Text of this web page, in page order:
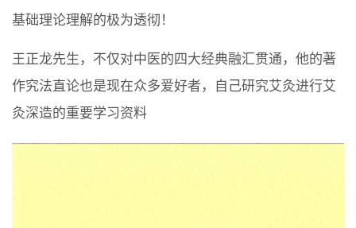
基础理论理解的极为透彻！
王正龙先生，不仅对中医的四大经典融汇贯通，他的著
作究法直论也是现在众多爱好者，自己研究艾灸进行艾
灸深造的重要学习资料